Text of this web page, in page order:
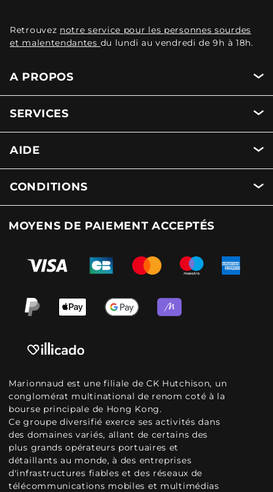
Retrouvez notre service pour les personnes sourdes
et malentendantes du lundi au vendredi de 9h à 18h.
A PROPOS
SERVICES
AIDE
CONDITIONS
MOYENS DE PAIEMENT ACCEPTÉS
Marionnaud est une filiale de CK Hutchison, un
conglomérat multinational de renom coté à la
bourse principale de Hong Kong.
Ce groupe diversifié exerce ses activités dans
des domaines variés, allant de certains des
plus grands opérateurs portuaires et
détaillants au monde, à des entreprises
d'infrastructures fiables et des réseaux de
télécommunications mobiles et multimédias